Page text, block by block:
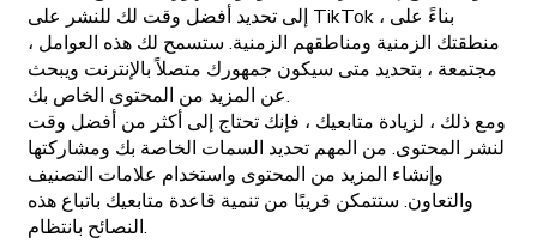
إلى تحديد أفضل وقت لك للنشر على TikTok ، بناءً على
منطقتك الزمنية ومناطقهم الزمنية. ستسمح لك هذه العوامل ،
مجتمعة ، بتحديد متى سيكون جمهورك متصلاً بالإنترنت ويبحث
عن المزيد من المحتوى الخاص بك.
ومع ذلك ، لزيادة متابعيك ، فإنك تحتاج إلى أكثر من أفضل وقت
لنشر المحتوى. من المهم تحديد السمات الخاصة بك ومشاركتها
وإنشاء المزيد من المحتوى واستخدام علامات التصنيف
والتعاون. ستتمكن قريبًا من تنمية قاعدة متابعيك باتباع هذه
النصائح بانتظام.